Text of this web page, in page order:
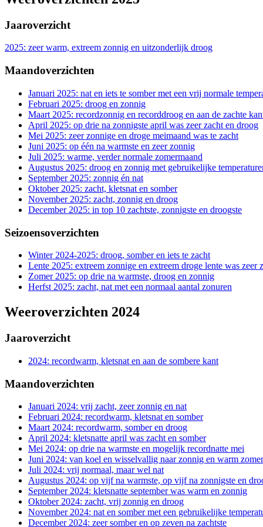
Jaaroverzicht
2025: zeer warm, extreem zonnig en uitzonderlijk droog
Maandoverzichten
Januari 2025: nat en iets te somber met een vrij normale
Februari 2025: droog en zonnig
Maart 2025: recordzonnig en recorddroog en aan de zachte
April 2025: op drie na zonnigste april was zeer zacht en droog
Mei 2025: zeer zonnige en droge meimaand was te zacht
Juni 2025: op één na warmste en zeer zonnig
Juli 2025: warme, verder normale zomermaand
Augustus 2025: droog en zonnig met gebruikelijke
September 2025: zonnig én nat
Oktober 2025: zacht, kletsnat en somber
November 2025: zacht, zonnig en droog
December 2025: in top 10 zachtste, zonnigste en droogste
Seizoensoverzichten
Winter 2024-2025: droog, somber en iets te zacht
Lente 2025: extreem zonnige en extreem droge lente was zeer
Zomer 2025: op drie na warmste, droog en zonnig
Herfst 2025: zacht, nat met een normaal aantal zonuren
Weeroverzichten 2024
Jaaroverzicht
2024: recordwarm, kletsnat en aan de sombere kant
Maandoverzichten
Januari 2024: vrij zacht, zeer zonnig en nat
Februari 2024: recordwarm, kletsnat en somber
Maart 2024: recordwarm, somber en droog
April 2024: kletsnatte april was zacht en somber
Mei 2024: op drie na warmste en mogelijk recordnatte mei
Juni 2024: van koel en wisselvallig naar zonnig en warm
Juli 2024: vrij normaal, maar wel nat
Augustus 2024: op vijf na warmste, op vijf na zonnigste en
September 2024: kletsnatte september was warm en zonnig
Oktober 2024: zacht, vrij zonnig en droog
November 2024: nat en somber met een gebruikelijke
December 2024: zeer somber en op zeven na zachtste